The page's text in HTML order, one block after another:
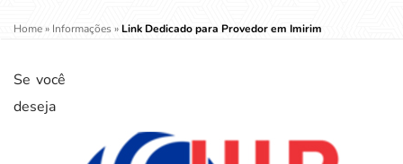
Home» Informações» Link Dedicado para Provedor em Imirim
Se você
deseja